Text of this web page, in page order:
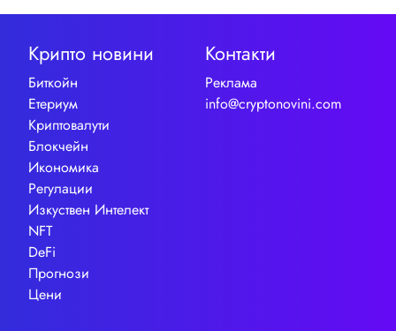
Крипто новини
Биткойн
Етериум
Криптовалути
Блокчейн
Икономика
Регулации
Изкуствен Интелект
NFT
DeFi
Прогнози
Цени
Контакти
Реклама
info@cryptonovini.com